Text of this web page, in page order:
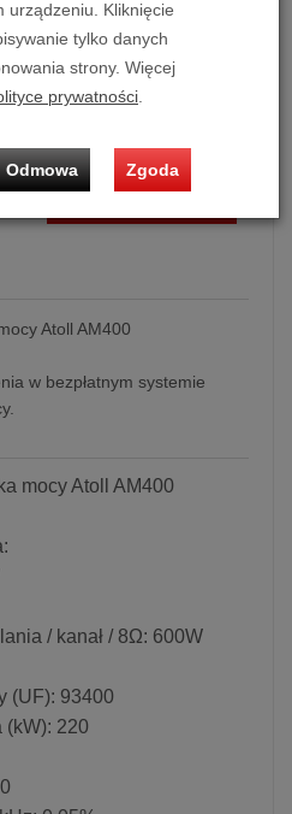
Ilość:
22 990,00 zł/ szt.
Atoll AM400
w bezpłatnym systemie
mocy Atoll AM400
/ kanał / 8Ω: 600W
(UF): 93400
220
urządzeniu. Kliknięcie
tylko danych
strony. Więcej
prywatności.
Odmowa Zgoda